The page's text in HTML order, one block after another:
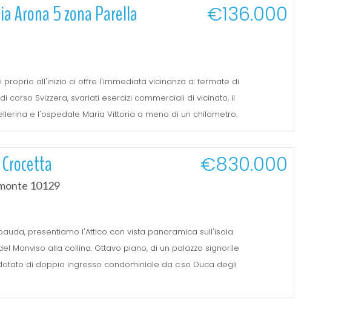
Arona 5 zona Parella
all'inizio ci offre l'immediata vicinanza a: fermate di
corso Svizzera, svariati esercizi commerciali di vicinato, il
e l'ospedale Maria Vittoria a meno di un chilometro.
€136.000
10129
presentiamo l'Attico con vista panoramica sull'isola
Monviso alla collina. Ottavo piano, di un palazzo signorile
di doppio ingresso condominiale da c.so Duca degli
€830.000